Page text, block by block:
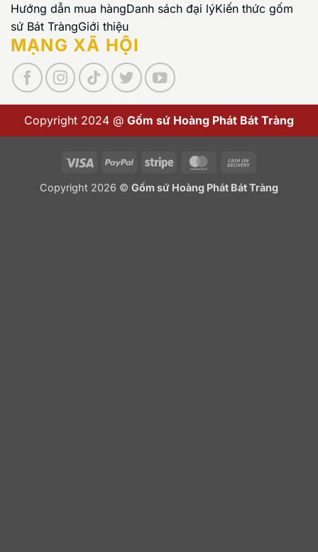
Hướng dẫn mua hàngDanh sách đại lýKiến thức gốm
sứ Bát TràngGiới thiệu
MẠNG XÃ HỘI
Copyright 2024 @ Gốm sứ Hoàng Phát Bát Tràng
Visa PayPal Stripe MasterCard
Delivery
Copyright 2026 © Gốm sứ Hoàng Phát Bát Tràng